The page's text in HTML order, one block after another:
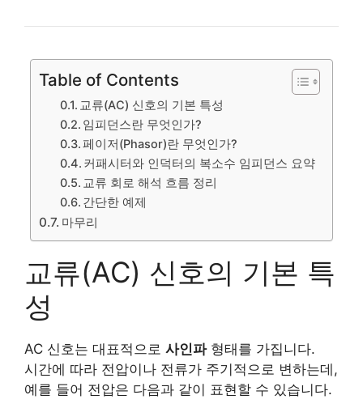
Table of Contents
교류(AC) 신호의 기본 특성
임피던스란 무엇인가?
페이저(Phasor)란 무엇인가?
커패시터와 인덕터의 복소수 임피던스 요약
교류 회로 해석 흐름 정리
간단한 예제
마무리
교류(AC) 신호의 기본 특
성
AC 신호는 대표적으로 사인파형태를 가집니다.
시간에 따라 전압이나 전류가 주기적으로 변하는데,
예를 들어 전압은 다음과 같이 표현할 수 있습니다.